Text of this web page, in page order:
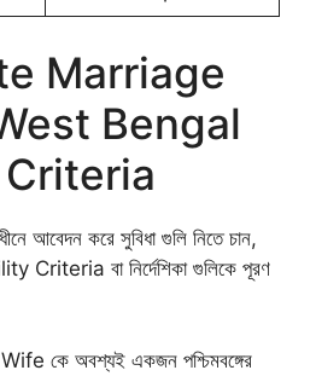
Marriage
Bengal
আবেদন করে সুবিধা গুলি নিতে চান,
Criteria বা নির্দেশিকা গুলিকে পূরণ
কে অবশ্যই একজন পশ্চিমবঙ্গের